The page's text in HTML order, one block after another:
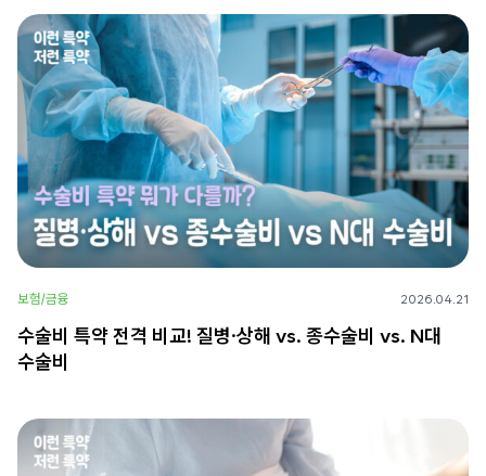
보험/금융 2026.04.21
수술비 특약 전격 비교! 질병·상해 vs. 종수술비 vs. N대
수술비